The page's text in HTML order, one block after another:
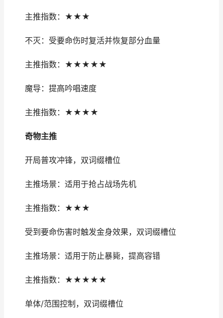
主推指数：★★★
不灭：受要命伤时复活并恢复部分血量
主推指数：★★★★★
魔导：提高吟唱速度
主推指数：★★★★
奇物主推
开局普攻冲锋，双词缀槽位
主推场景：适用于抢占战场先机
主推指数：★★★
受到要命伤害时触发金身效果，双词缀槽位
主推场景：适用于防止暴毙，提高容错
主推指数：★★★★★
单体/范围控制，双词缀槽位